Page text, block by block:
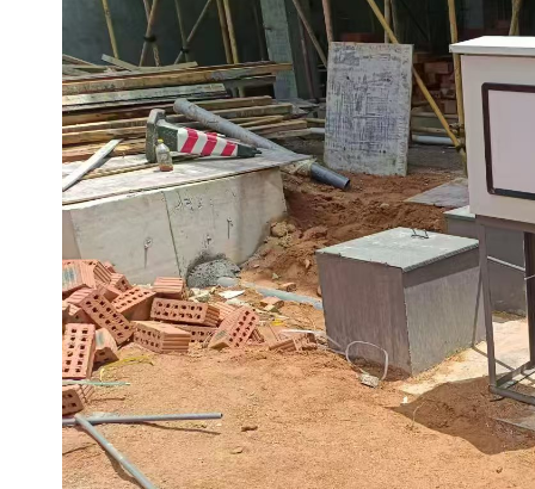
印刷厂污水处理设备 二级生化污水处理设备
污水提升泵站 口腔科污水处理设备
A2O污水处理设备 乡村污水处理一体化设备
风景区生活污水处理一体
化设备
一体化污水处理设备
无动力一体化污水处理设 服务区一体化污水处理设
备
成套生活污水处理设备 小型污水处理设备
肉制品加工污水处理设备 农村一体化污水处理设备
金属配件洗涤污水处理设 小型一体化污水处理设备